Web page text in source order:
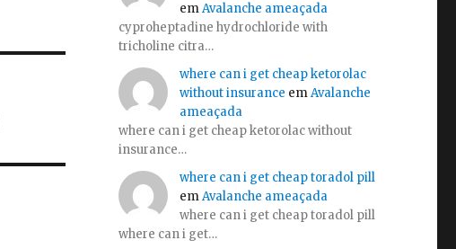
emAvalanche ameaçada
cyproheptadine hydrochloride with
tricholine citra…
where can i get cheap ketorolac
without insurance emAvalanche
ameaçada
where can i get cheap ketorolac without
insurance…
where can i get cheap toradol pill
emAvalanche ameaçada
where can i get cheap toradol pill
where can i get…